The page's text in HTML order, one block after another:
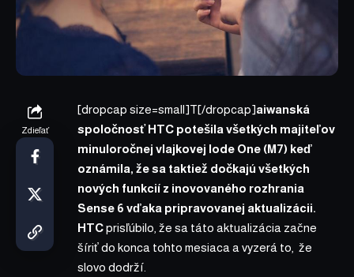
Zdieľať
[dropcap size=small]T[/dropcap]aiwanská
spoločnosť HTC potešila všetkých majiteľov
minuloročnej vlajkovej lode One (M7) keď
oznámila, že sa taktiež dočkajú všetkých
nových funkcií z inovovaného rozhrania
Sense 6 vďaka pripravovanej aktualizácii.
HTCprisľúbilo, že sa táto aktualizácia začne
šíriť do konca tohto mesiaca a vyzerá to, že
slovo dodrží.